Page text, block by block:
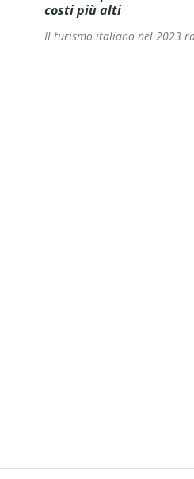
costi più alti
Il turismo italiano nel 2023